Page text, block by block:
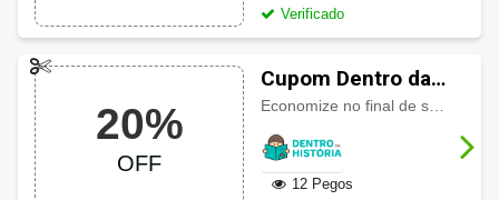
Verificado
20%
OFF
Cupom Dentro da
história 20% de
desconto
Economize no final de sua compra com
12 Pegos